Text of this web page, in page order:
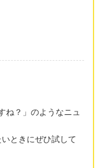
ね？」のようなニュ
ときにぜひ試して